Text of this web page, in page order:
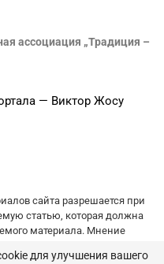
ассоциация „Традиция –
— Виктор Жосу
сайта разрешается при
статью, которая должна
материала. Мнение
для улучшения вашего